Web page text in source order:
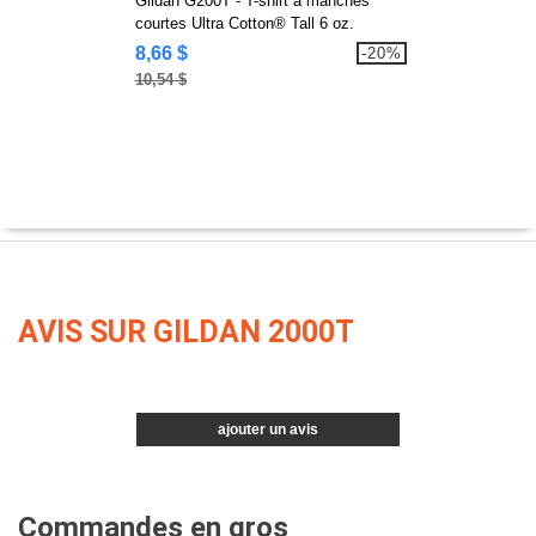
courtes Ultra Cotton® Tall 6 oz.
8,66 $
10,54 $
-20%
AVIS SUR GILDAN 2000T
ajouter un avis
Commandes en gros